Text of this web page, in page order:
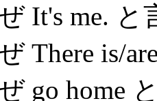
me. と
is/are
home と